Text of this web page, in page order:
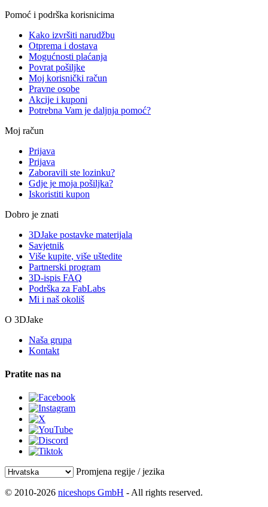
Pomoć i podrška korisnicima
Kako izvršiti narudžbu
Otprema i dostava
Mogućnosti plaćanja
Povrat pošiljke
Moj korisnički račun
Pravne osobe
Akcije i kuponi
Potrebna Vam je daljnja pomoć?
Moj račun
Prijava
Prijava
Zaboravili ste lozinku?
Gdje je moja pošiljka?
Iskoristiti kupon
Dobro je znati
3DJake postavke materijala
Savjetnik
Više kupite, više uštedite
Partnerski program
3D-ispis FAQ
Podrška za FabLabs
Mi i naš okoliš
O 3DJake
Naša grupa
Kontakt
Pratite nas na
Promjena regije / jezika
© 2010-2026 niceshops GmbH - All rights reserved.